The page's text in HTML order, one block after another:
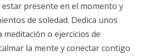
presente en el momento y
de soledad. Dedica unos
meditación o ejercicios de
la mente y conectar contigo